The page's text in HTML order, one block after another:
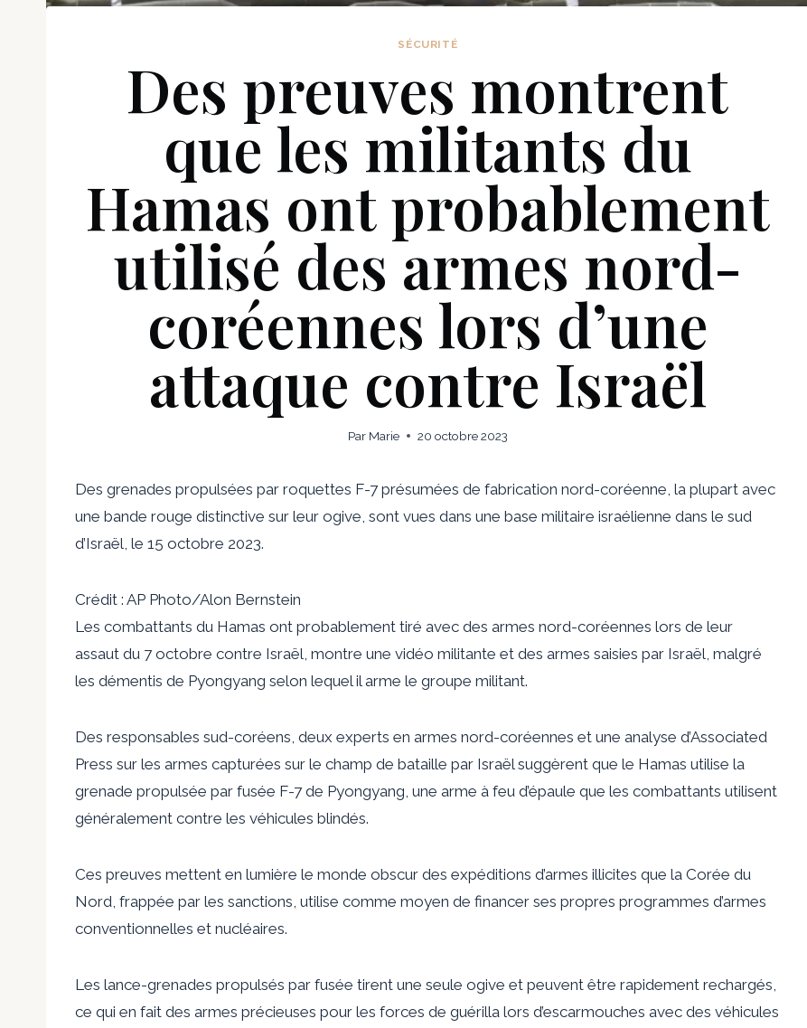
SÉCURITÉ
Des preuves montrent
que les militants du
Hamas ont probablement
utilisé des armes nord-
coréennes lors d’une
attaque contre Israël
Par Marie 20 octobre 2023
Des grenades propulsées par roquettes F-7 présumées de fabrication nord-coréenne, la plupart avec
une bande rouge distinctive sur leur ogive, sont vues dans une base militaire israélienne dans le sud
d’Israël, le 15 octobre 2023.
Crédit : AP Photo/Alon Bernstein
Les combattants du Hamas ont probablement tiré avec des armes nord-coréennes lors de leur
assaut du 7 octobre contre Israël, montre une vidéo militante et des armes saisies par Israël, malgré
les démentis de Pyongyang selon lequel il arme le groupe militant.
Des responsables sud-coréens, deux experts en armes nord-coréennes et une analyse d’Associated
Press sur les armes capturées sur le champ de bataille par Israël suggèrent que le Hamas utilise la
grenade propulsée par fusée F-7 de Pyongyang, une arme à feu d’épaule que les combattants utilisent
généralement contre les véhicules blindés.
Ces preuves mettent en lumière le monde obscur des expéditions d’armes illicites que la Corée du
Nord, frappée par les sanctions, utilise comme moyen de financer ses propres programmes d’armes
conventionnelles et nucléaires.
Les lance-grenades propulsés par fusée tirent une seule ogive et peuvent être rapidement rechargés,
ce qui en fait des armes précieuses pour les forces de guérilla lors d’escarmouches avec des véhicules